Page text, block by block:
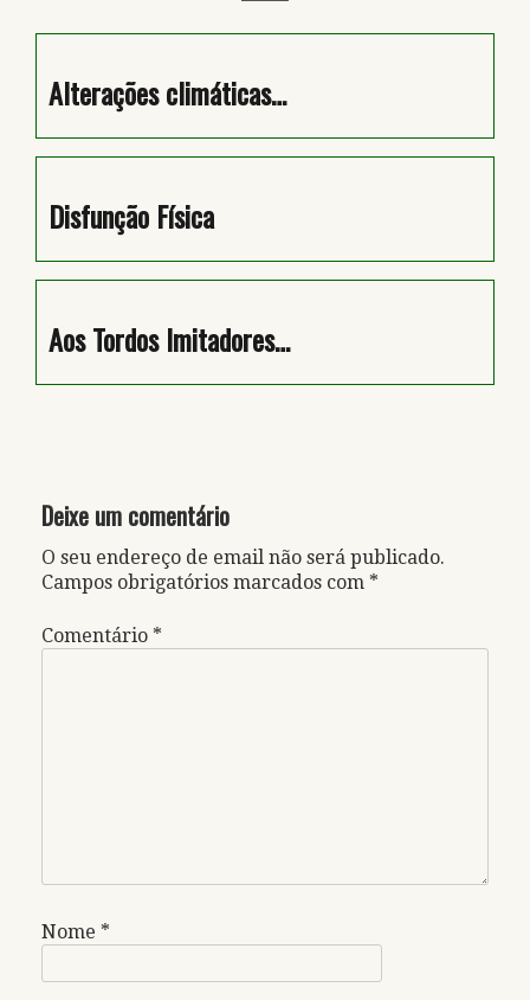
Alterações climáticas…
Disfunção Física
Aos Tordos Imitadores…
Deixe um comentário
O seu endereço de email não será publicado.
Campos obrigatórios marcados com *
Comentário *
Nome *